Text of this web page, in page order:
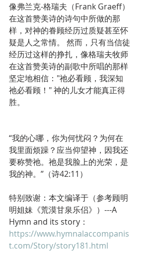
像弗兰克-格瑞夫（Frank Graeff）
在这首赞美诗的诗句中所做的那
样，对神的眷顾经历过质疑甚至怀
疑是人之常情。 然而，只有当信徒
经历过这样的挣扎，像格瑞夫牧师
在这首赞美诗的副歌中所唱的那样
坚定地相信："祂必看顾，我深知
祂必看顾！" 神的儿女才能真正得
胜。
“我的心哪，你为何忧闷？为何在
我里面烦躁？应当仰望神，因我还
要称赞祂。祂是我脸上的光荣，是
我的神。”（诗42:11）
特别致谢：本文编译于（参考顾明
明姐妹《荒漠甘泉乐侣》）---A
Hymn and its story：
https://www.hymnalaccompanis
t.com/Story/story181.html